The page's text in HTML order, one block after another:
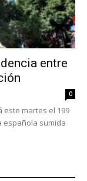
entre
0
este martes el 199
española sumida